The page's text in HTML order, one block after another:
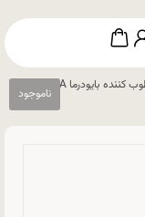
/ کرم مرطوب کننده بایودرما BIODERMA